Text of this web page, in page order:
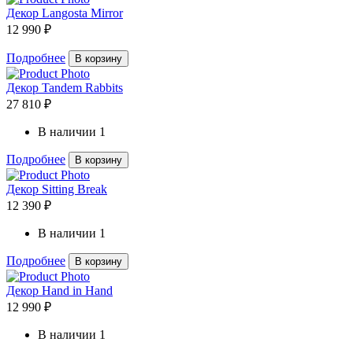
Декор Langosta Mirror
12 990 ₽
Подробнее В корзину
Декор Tandem Rabbits
27 810 ₽
В наличии 1
Подробнее В корзину
Декор Sitting Break
12 390 ₽
В наличии 1
Подробнее В корзину
Декор Hand in Hand
12 990 ₽
В наличии 1